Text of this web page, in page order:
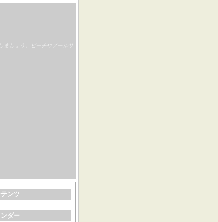
ましょう。ビーチやプールサ
テンツ
ンダー